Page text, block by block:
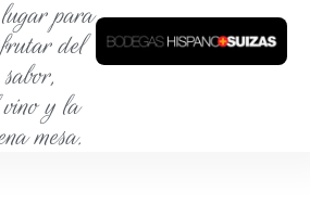
para
del
sabor,
y la
mesa.